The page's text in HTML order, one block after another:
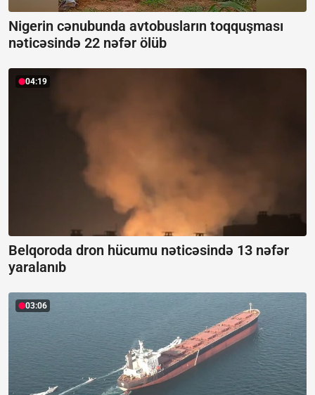
Nigerin cənubunda avtobusların toqquşması
nəticəsində 22 nəfər ölüb
04:19
Belqoroda dron hücumu nəticəsində 13 nəfər
yaralanıb
03:06